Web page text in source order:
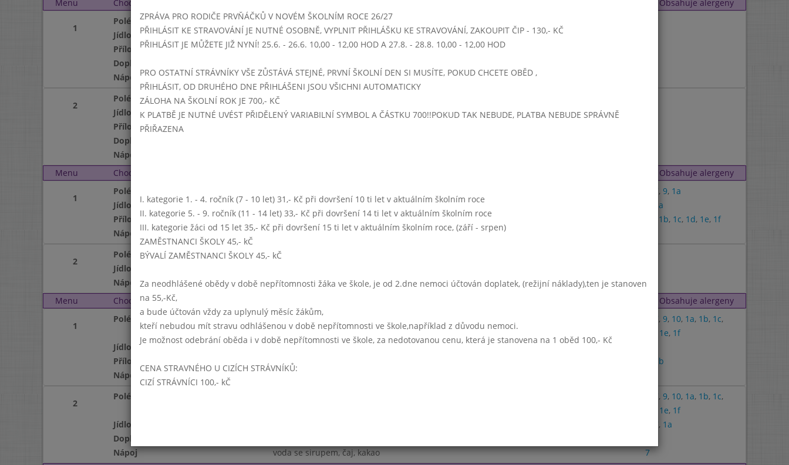
Menu
Chod Obsahuje alergeny
1
Polévka hrachová s krutóny
Jídlo
vepřový plátek
Příloha
vařené brambory
Doplněk
Nápoj
voda se sirupem, čaj, mléko
2
Polévka hrachová s krutóny
Jídlo
dušená šunka
Příloha
Doplněk
Nápoj
Menu
Chod Obsahuje alergeny
1
Polévka , 9, 1a
Jídlo
kuřecí nudličky po čínsku
1a
Příloha
dušená rýže 1b, 1c, 1d, 1e, 1f
Nápoj
voda se sirupem, čaj, mléko
2
Polévka
miliónová
Jídlo
Nápoj
voda se sirupem, čaj, mléko
7
Menu
Chod Čtvrtek 7. 1. 2016 (11:15 - 14:00) Obsahuje alergeny
1
Polévka zeleninová , 9, 10, 1a, 1b, 1c,
1e, 1f
Jídlo
hovězí guláš
Příloha
celozrnný knedlík
1b
Nápoj
voda se sirupem, čaj, kakao
2
Polévka , 9, 10, 1a, 1b, 1c,
1e, 1f
Jídlo
, 1a
Doplněk
Nápoj
voda se sirupem, čaj, kakao
7
ZPRÁVA PRO RODIČE PRVŇÁČKŮ V NOVÉM ŠKOLNÍM ROCE 26/27
PŘIHLÁSIT KE STRAVOVÁNÍ JE NUTNÉ OSOBNĚ, VYPLNIT PŘIHLÁŠKU KE STRAVOVÁNÍ, ZAKOUPIT ČIP - 130,- KČ
PŘIHLÁSIT JE MŮŽETE JIŽ NYNÍ! 25.6. - 26.6. 10,00 - 12,00 HOD A 27.8. - 28.8. 10,00 - 12,00 HOD
PRO OSTATNÍ STRÁVNÍKY VŠE ZŮSTÁVÁ STEJNÉ, PRVNÍ ŠKOLNÍ DEN SI MUSÍTE, POKUD CHCETE OBĚD ,
PŘIHLÁSIT, OD DRUHÉHO DNE PŘIHLÁŠENI JSOU VŠICHNI AUTOMATICKY
ZÁLOHA NA ŠKOLNÍ ROK JE 700,- KČ
K PLATBĚ JE NUTNÉ UVÉST PŘIDĚLENÝ VARIABILNÍ SYMBOL A ČÁSTKU 700!!POKUD TAK NEBUDE, PLATBA NEBUDE SPRÁVNĚ
PŘIŘAZENA
I. kategorie 1. - 4. ročník (7 - 10 let) 31,- Kč při dovršení 10 ti let v aktuálním školním roce
II. kategorie 5. - 9. ročník (11 - 14 let) 33,- Kč při dovršení 14 ti let v aktuálním školním roce
III. kategorie žáci od 15 let 35,- Kč při dovršení 15 ti let v aktuálním školním roce, (září - srpen)
ZAMĚSTNANCI ŠKOLY 45,- kČ
BÝVALÍ ZAMĚSTNANCI ŠKOLY 45,- kČ
Za neodhlášené obědy v době nepřítomnosti žáka ve škole, je od 2.dne nemoci účtován doplatek, (režijní náklady),ten je stanoven
na 55,-Kč,
a bude účtován vždy za uplynulý měsíc žákům,
kteří nebudou mít stravu odhlášenou v době nepřítomnosti ve škole,například z důvodu nemoci.
Je možnost odebrání oběda i v době nepřítomnosti ve škole, za nedotovanou cenu, která je stanovena na 1 oběd 100,- Kč
CENA STRAVNÉHO U CIZÍCH STRÁVNÍKŮ:
CIZÍ STRÁVNÍCI 100,- kČ